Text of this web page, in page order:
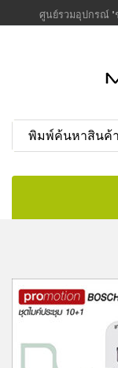
ศูนย์รวมอุปกรณ์ "